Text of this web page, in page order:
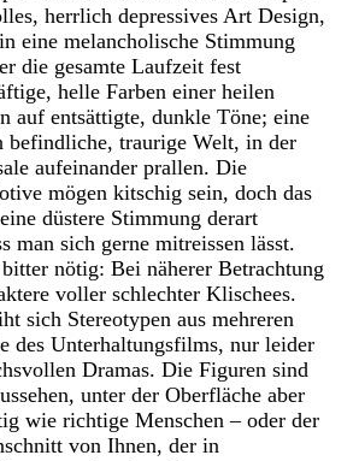
herrlich depressives Art Design,
eine melancholische Stimmung
die gesamte Laufzeit fest
helle Farben einer heilen
auf entsättigte, dunkle Töne; eine
befindliche, traurige Welt, in der
aufeinander prallen. Die
mögen kitschig sein, doch das
düstere Stimmung derart
man sich gerne mitreissen lässt.
nötig: Bei näherer Betrachtung
voller schlechter Klischees.
sich Stereotypen aus mehreren
des Unterhaltungsfilms, nur leider
Dramas. Die Figuren sind
unter der Oberfläche aber
wie richtige Menschen – oder der
von Ihnen, der in